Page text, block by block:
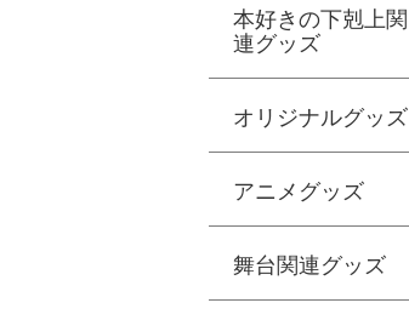
本好きの下剋上関
連グッズ
オリジナルグッズ
アニメグッズ
舞台関連グッズ